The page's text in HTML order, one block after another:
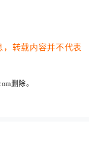
转载内容并不代表
删除。